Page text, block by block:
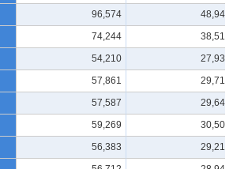
96,574
48,940
74,244
38,518
54,210
27,932
57,861
29,715
57,587
29,640
59,269
30,505
56,383
29,213